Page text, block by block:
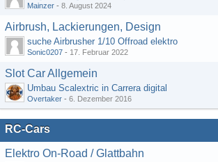
Mainzer - 8. August 2024
Airbrush, Lackierungen, Design
suche Airbrusher 1/10 Offroad elektro
Sonic0207 - 17. Februar 2022
Slot Car Allgemein
Umbau Scalextric in Carrera digital
Overtaker - 6. Dezember 2016
RC-Cars
Elektro On-Road / Glattbahn